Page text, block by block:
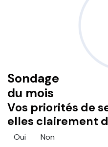
Sondage
du mois
Vos priorités de
elles clairement
Oui
Non